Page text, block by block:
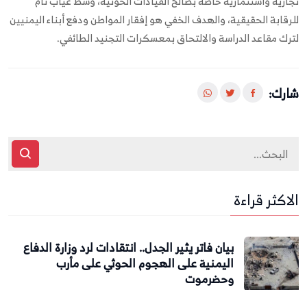
للرقابة الحقيقية، والهدف الخفي هو إفقار المواطن ودفع أبناء اليمنيين
لترك مقاعد الدراسة والالتحاق بمعسكرات التجنيد الطائفي.
شارك:
الاكثر قراءة
بيان فاتر يثير الجدل.. انتقادات لرد وزارة الدفاع
اليمنية على الهجوم الحوثي على مأرب
وحضرموت